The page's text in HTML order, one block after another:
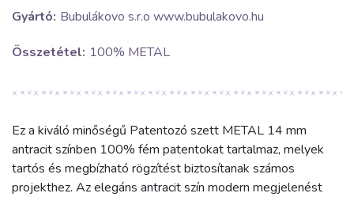
Gyártó: Bubulákovo s.r.o www.bubulakovo.hu
Összetétel: 100% METAL
Ez a kiváló minőségű Patentozó szett METAL 14 mm
antracit színben 100% fém patentokat tartalmaz, melyek
tartós és megbízható rögzítést biztosítanak számos
projekthez. Az elegáns antracit szín modern megjelenést